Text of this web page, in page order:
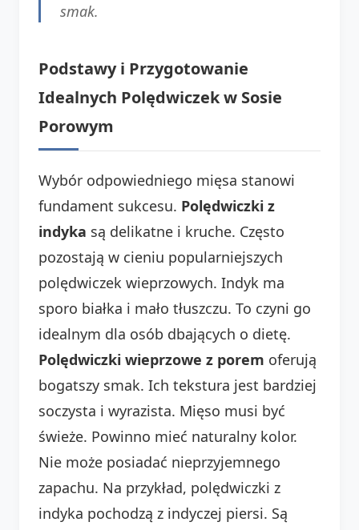
smak.
Podstawy i Przygotowanie
Idealnych Polędwiczek w Sosie
Porowym
Wybór odpowiedniego mięsa stanowi
fundament sukcesu. Polędwiczki z
indyka są delikatne i kruche. Często
pozostają w cieniu popularniejszych
polędwiczek wieprzowych. Indyk ma
sporo białka i mało tłuszczu. To czyni go
idealnym dla osób dbających o dietę.
Polędwiczki wieprzowe z porem oferują
bogatszy smak. Ich tekstura jest bardziej
soczysta i wyrazista. Mięso musi być
świeże. Powinno mieć naturalny kolor.
Nie może posiadać nieprzyjemnego
zapachu. Na przykład, polędwiczki z
indyka pochodzą z indyczej piersi. Są